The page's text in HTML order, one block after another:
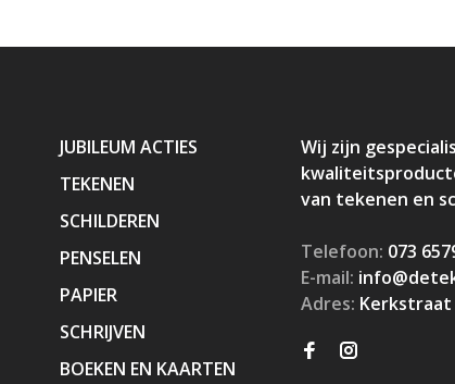
JUBILEUM ACTIES
TEKENEN
SCHILDEREN
PENSELEN
PAPIER
SCHRIJVEN
BOEKEN EN KAARTEN
Wij zijn
van tekenen en
Telefoon: 073
E-mail:
Adres: Kerkstraat